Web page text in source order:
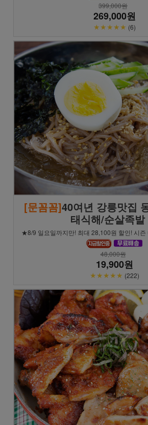
399,000원
269,000원
★★★★★ (6)
[문꼼꼼]40여년 강릉맛집
태식해/순살족발
★8/9 일요일까지만! 최대 28,100원 할인! 시즌
48,000원
19,900원
★★★★★ (222)